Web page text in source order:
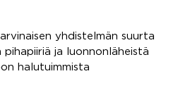
yhdistelmän suurta
ja luonnonläheistä
halutuimmista